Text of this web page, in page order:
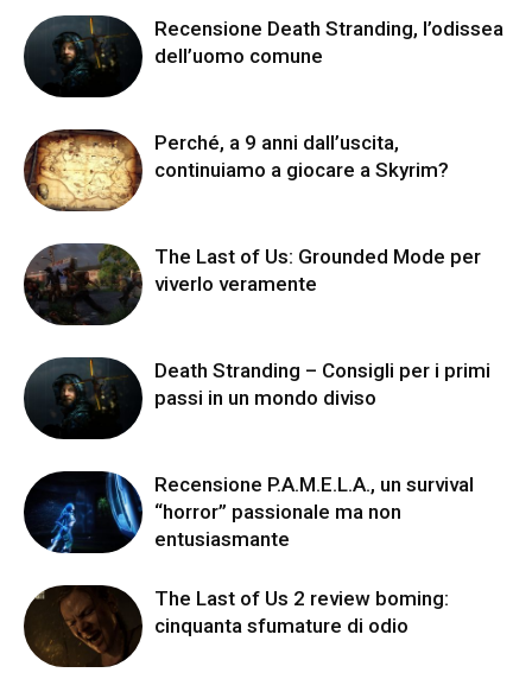
Recensione Death Stranding, l’odissea
dell’uomo comune
Perché, a 9 anni dall’uscita,
continuiamo a giocare a Skyrim?
The Last of Us: Grounded Mode per
viverlo veramente
Death Stranding – Consigli per i primi
passi in un mondo diviso
Recensione P.A.M.E.L.A., un survival
“horror” passionale ma non
entusiasmante
The Last of Us 2 review boming:
cinquanta sfumature di odio